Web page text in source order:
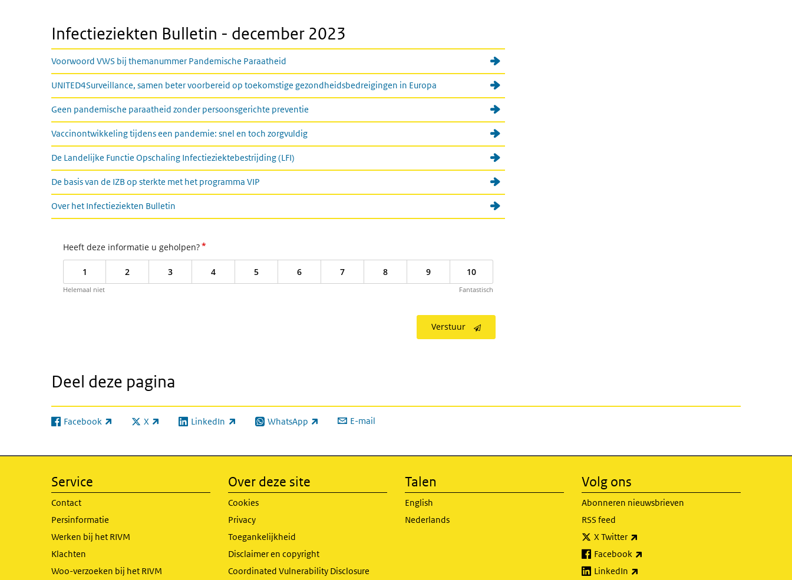
Infectieziekten Bulletin - december 2023
Voorwoord VWS bij themanummer Pandemische Paraatheid
UNITED4Surveillance, samen beter voorbereid op toekomstige gezondheidsbedreigingen in Europa
Geen pandemische paraatheid zonder persoonsgerichte preventie
Vaccinontwikkeling tijdens een pandemie: snel en toch zorgvuldig
De Landelijke Functie Opschaling Infectieziektebestrijding (LFI)
De basis van de IZB op sterkte met het programma VIP
Over het Infectieziekten Bulletin
Heeft deze informatie u geholpen?*
1 2 3 4 5 6 7 8 9 10
Helemaal niet Fantastisch
Verstuur
Deel deze pagina
Facebook
(externe link) X
(externe link) LinkedIn
(externe link) WhatsApp
(externe link) E-mail
Service
Contact
Persinformatie
Werken bij het RIVM
Klachten
Woo-verzoeken bij het RIVM
Over deze site
Cookies
Privacy
Toegankelijkheid
Disclaimer en copyright
Coordinated Vulnerability Disclosure
Talen
English
Nederlands
Volg ons
Abonneren nieuwsbrieven
RSS feed
X Twitter
Facebook
LinkedIn